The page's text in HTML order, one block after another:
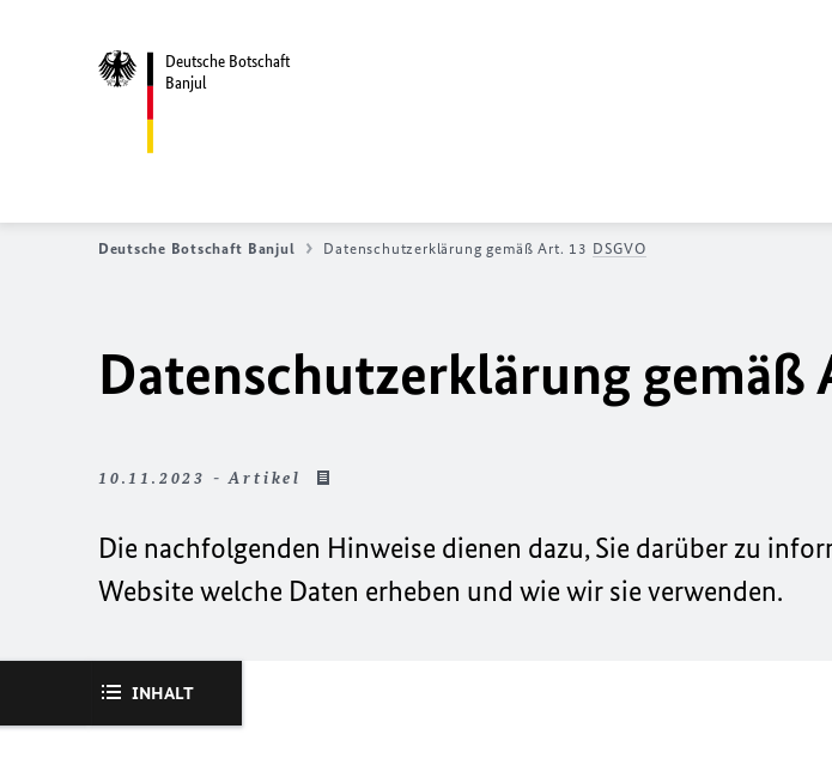
Deutsche Botschaft
Banjul
Deutsche Botschaft Banjul Datenschutzerklärung gemäß Art. 13 DSGVO
Datenschutzerklärung gemäß
10.11.2023 - Artikel
Die nachfolgenden Hinweise dienen dazu, Sie darüber zu
Website welche Daten erheben und wie wir sie verwenden.
INHALT